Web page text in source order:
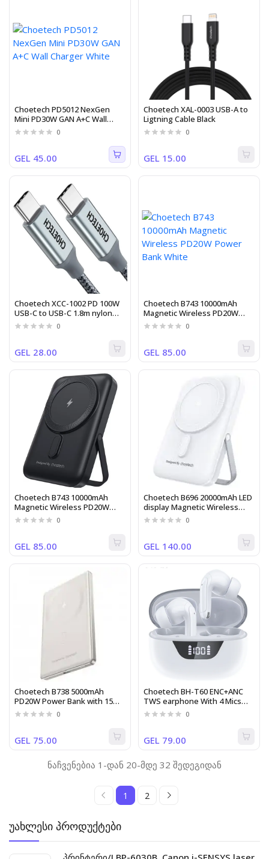
უახლესი პროდუქტები
Choetech PD5012 NexGen
Mini PD30W GAN A+C Wall
Charger White
0
GEL 45.00
Choetech XAL-0003 USB-A to
Ligtning Cable Black
0
GEL 15.00
Choetech XCC-1002 PD 100W
USB-C to USB-C 1.8m nylon
Cable
0
GEL 28.00
Choetech B743 10000mAh
Magnetic Wireless PD20W
Power Bank White
0
GEL 85.00
Choetech B743 10000mAh
Magnetic Wireless PD20W
Power Bank Black
0
GEL 85.00
Choetech B696 20000mAh LED
display Magnetic Wireless
power bank for Mobile and
Watch
0
GEL 140.00
Choetech B738 5000mAh
PD20W Power Bank with 15W
Wireless Charger
0
GEL 75.00
Choetech BH-T60 ENC+ANC
TWS earphone With 4 Mics
White
0
GEL 79.00
ნაჩვენებია 1-დან 20-მდე 32 შედეგიდან
1 2